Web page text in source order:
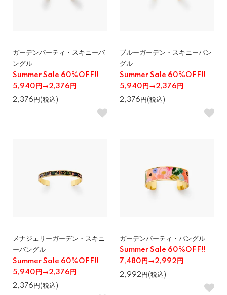
ガーデンパーティ・スキニーバ
ングル
Summer Sale 60%OFF!!
5,940円→2,376円
2,376円(税込)
ブルーガーデン・スキニーバン
グル
Summer Sale 60%OFF!!
5,940円→2,376円
2,376円(税込)
メナジェリーガーデン・スキニ
ーバングル
Summer Sale 60%OFF!!
5,940円→2,376円
2,376円(税込)
ガーデンパーティ・バングル
Summer Sale 60%OFF!!
7,480円→2,992円
2,992円(税込)